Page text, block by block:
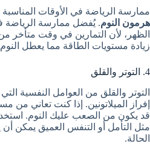
ممارسة الرياضة في الأوقات
هرمون النوم. يُفضل ممارسة الرياضة
الظهر، لأن التمارين في وقت متأخر
زيادة مستويات الطاقة مما يعطل
4. التوتر والقلق
التوتر والقلق من العوامل النفسية
إفراز الميلاتونين. إذا كنت تعاني من
قد يكون من الصعب عليك النوم.
مثل التأمل أو التنفس العميق يمكن
الحالة.